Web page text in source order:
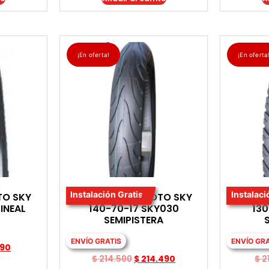
SKY
¡En oferta!
Instalación Gratis
LLANTA PARA MOTO SKY
140-70-17 SKY030
SEMIPISTERA
ENVÍO GRATIS
$214.500 $ 214.490
¡En oferta!
ENVÍO
$